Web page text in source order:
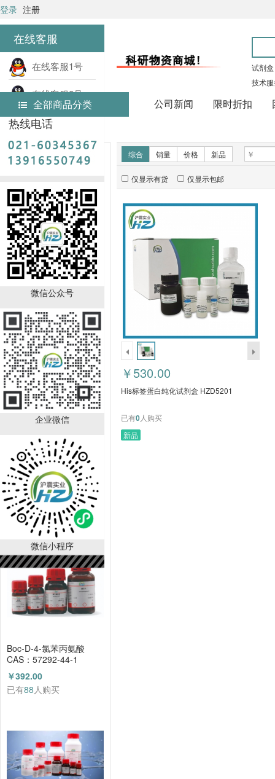
在线客服
在线客服1号
在线客服2号
热线电话
微信公众号
企业微信
微信小程序
登录 注册
试剂盒
技术
全部商品分类 公司新闻 限时折扣
首页
实验试剂
新品推荐
His标签蛋白纯化试剂盒
HZD5201
已有 0人购买
植物总蛋白提取试剂盒-
通用型 HZD5103
￥830.00
已有0人购买
销量排行
Boc-D-4-氯苯丙氨酸
CAS：57292-44-1
（HZ52015591）
￥392.00
已有88人购买
综合 销量 价格 新品
仅显示有货 仅显示包邮
￥530.00
His标签蛋白纯化试剂盒 HZD5201
已有0人购买
新品